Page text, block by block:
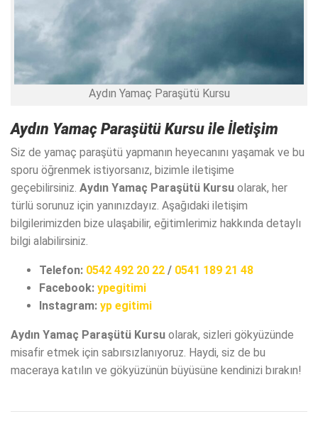
Aydın Yamaç Paraşütü Kursu
Aydın Yamaç Paraşütü Kursu ile İletişim
Siz de yamaç paraşütü yapmanın heyecanını yaşamak ve bu
sporu öğrenmek istiyorsanız, bizimle iletişime
geçebilirsiniz. Aydın Yamaç Paraşütü Kursu olarak, her
türlü sorunuz için yanınızdayız. Aşağıdaki iletişim
bilgilerimizden bize ulaşabilir, eğitimlerimiz hakkında detaylı
bilgi alabilirsiniz.
Telefon: 0542 492 20 22 / 0541 189 21 48
Facebook: ypegitimi
Instagram: yp egitimi
Aydın Yamaç Paraşütü Kursu olarak, sizleri gökyüzünde
misafir etmek için sabırsızlanıyoruz. Haydi, siz de bu
maceraya katılın ve gökyüzünün büyüsüne kendinizi bırakın!